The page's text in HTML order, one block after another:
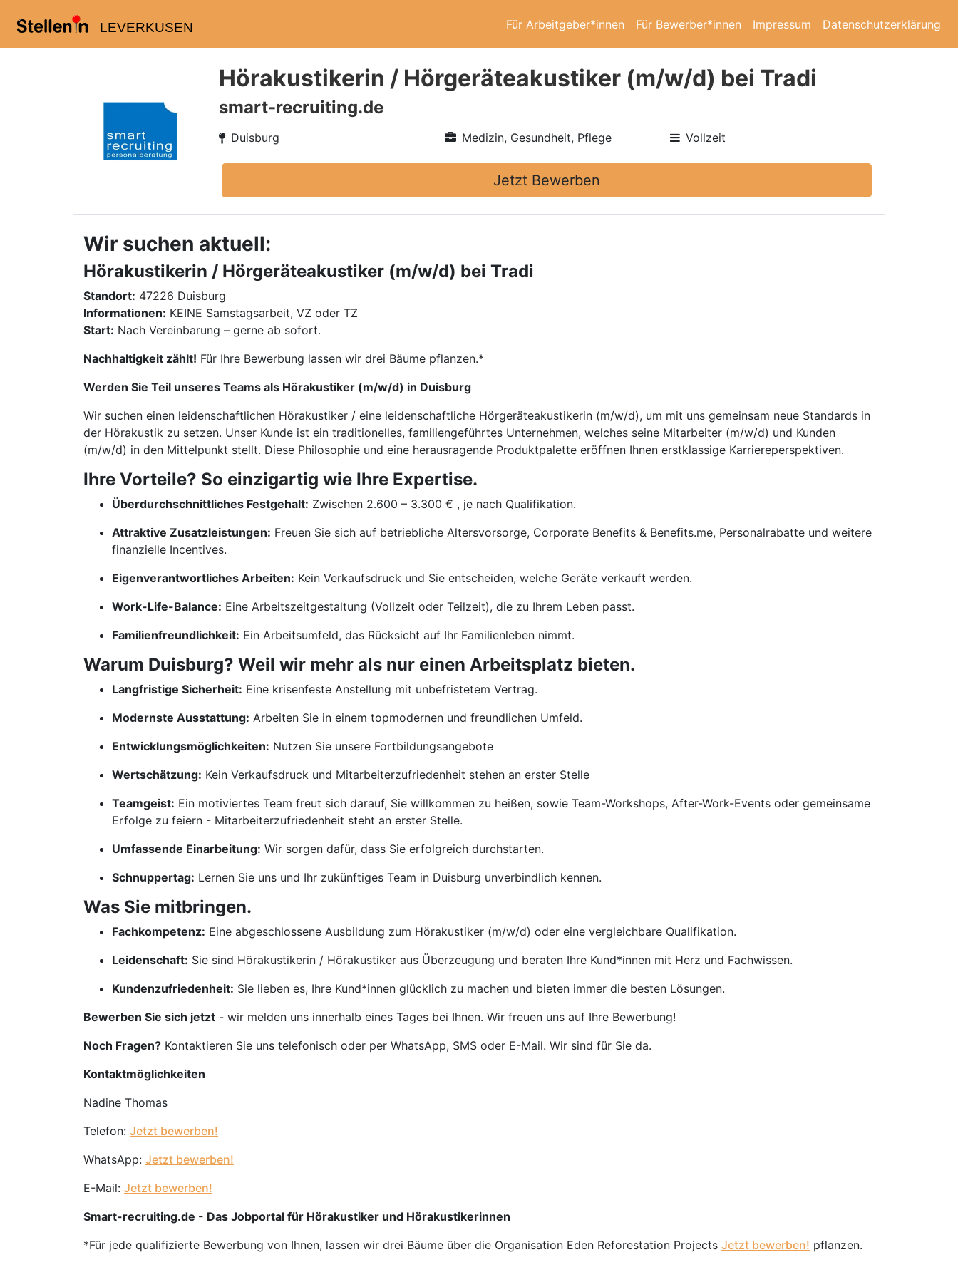
LEVERKUSEN Für Arbeitgeber*innen Für Bewerber*innen Impressum Datenschutzerklärung
Hörakustikerin / Hörgeräteakustiker (m/w/d) bei Tradi
smart-recruiting.de
Duisburg Medizin, Gesundheit, Pflege Vollzeit
Jetzt Bewerben
Wir suchen aktuell:
Hörakustikerin / Hörgeräteakustiker (m/w/d) bei Tradi
Standort: 47226 Duisburg
Informationen: KEINE Samstagsarbeit, VZ oder TZ
Start: Nach Vereinbarung – gerne ab sofort.
Nachhaltigkeit zählt! Für Ihre Bewerbung lassen wir drei Bäume pflanzen.*
Werden Sie Teil unseres Teams als Hörakustiker (m/w/d) in Duisburg
Wir suchen einen leidenschaftlichen Hörakustiker / eine leidenschaftliche Hörgeräteakustikerin (m/w/d), um mit uns gemeinsam neue Standards in
der Hörakustik zu setzen. Unser Kunde ist ein traditionelles, familiengeführtes Unternehmen, welches seine Mitarbeiter (m/w/d) und Kunden
(m/w/d) in den Mittelpunkt stellt. Diese Philosophie und eine herausragende Produktpalette eröffnen Ihnen erstklassige Karriereperspektiven.
Ihre Vorteile? So einzigartig wie Ihre Expertise.
Überdurchschnittliches Festgehalt: Zwischen 2.600 – 3.300 € , je nach Qualifikation.
Attraktive Zusatzleistungen: Freuen Sie sich auf betriebliche Altersvorsorge, Corporate Benefits & Benefits.me, Personalrabatte und weitere
finanzielle Incentives.
Eigenverantwortliches Arbeiten: Kein Verkaufsdruck und Sie entscheiden, welche Geräte verkauft werden.
Work-Life-Balance: Eine Arbeitszeitgestaltung (Vollzeit oder Teilzeit), die zu Ihrem Leben passt.
Familienfreundlichkeit: Ein Arbeitsumfeld, das Rücksicht auf Ihr Familienleben nimmt.
Warum Duisburg? Weil wir mehr als nur einen Arbeitsplatz bieten.
Langfristige Sicherheit: Eine krisenfeste Anstellung mit unbefristetem Vertrag.
Modernste Ausstattung: Arbeiten Sie in einem topmodernen und freundlichen Umfeld.
Entwicklungsmöglichkeiten: Nutzen Sie unsere Fortbildungsangebote
Wertschätzung: Kein Verkaufsdruck und Mitarbeiterzufriedenheit stehen an erster Stelle
Teamgeist: Ein motiviertes Team freut sich darauf, Sie willkommen zu heißen, sowie Team-Workshops, After-Work-Events oder gemeinsame
Erfolge zu feiern - Mitarbeiterzufriedenheit steht an erster Stelle.
Umfassende Einarbeitung: Wir sorgen dafür, dass Sie erfolgreich durchstarten.
Schnuppertag: Lernen Sie uns und Ihr zukünftiges Team in Duisburg unverbindlich kennen.
Was Sie mitbringen.
Fachkompetenz: Eine abgeschlossene Ausbildung zum Hörakustiker (m/w/d) oder eine vergleichbare Qualifikation.
Leidenschaft: Sie sind Hörakustikerin / Hörakustiker aus Überzeugung und beraten Ihre Kund*innen mit Herz und Fachwissen.
Kundenzufriedenheit: Sie lieben es, Ihre Kund*innen glücklich zu machen und bieten immer die besten Lösungen.
Bewerben Sie sich jetzt - wir melden uns innerhalb eines Tages bei Ihnen. Wir freuen uns auf Ihre Bewerbung!
Noch Fragen? Kontaktieren Sie uns telefonisch oder per WhatsApp, SMS oder E-Mail. Wir sind für Sie da.
Kontaktmöglichkeiten
Nadine Thomas
Telefon: Jetzt bewerben!
WhatsApp: Jetzt bewerben!
E-Mail: Jetzt bewerben!
Smart-recruiting.de - Das Jobportal für Hörakustiker und Hörakustikerinnen
*Für jede qualifizierte Bewerbung von Ihnen, lassen wir drei Bäume über die Organisation Eden Reforestation Projects Jetzt bewerben! pflanzen.